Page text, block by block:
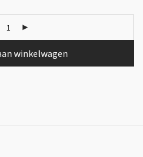
winkelwagen